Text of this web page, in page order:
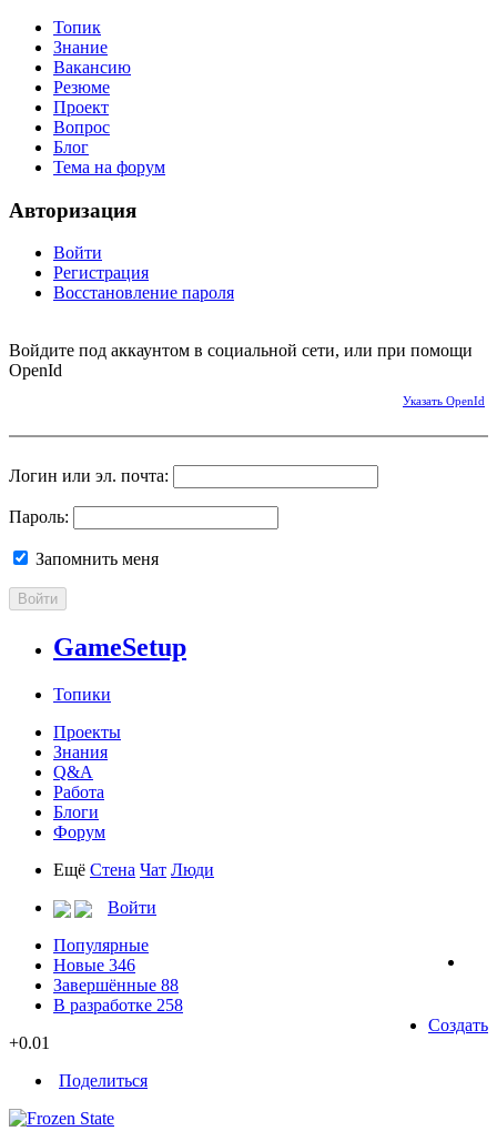
Топик
Знание
Вакансию
Резюме
Проект
Вопрос
Блог
Тема на форум
Авторизация
Войти
Регистрация
Восстановление пароля
Войдите под аккаунтом в социальной сети, или при помощи
OpenId
Указать OpenId
Логин или эл. почта:
Пароль:
Запомнить меня
Войти
GameSetup
Топики
Проекты
Знания
Q&A
Работа
Блоги
Форум
Ещё Стена Чат Люди
Войти
Популярные
Новые 346
Завершённые 88
В разработке 258
Создать
+0.01
Поделиться